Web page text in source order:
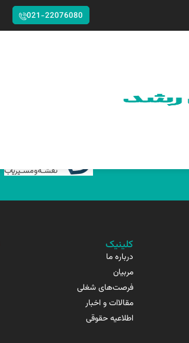
021-22076080
کلینیک
درباره ما
مربیان
فرصت‌های شغلی
مقالاات و اخبار
اطلاعیه حقوقی